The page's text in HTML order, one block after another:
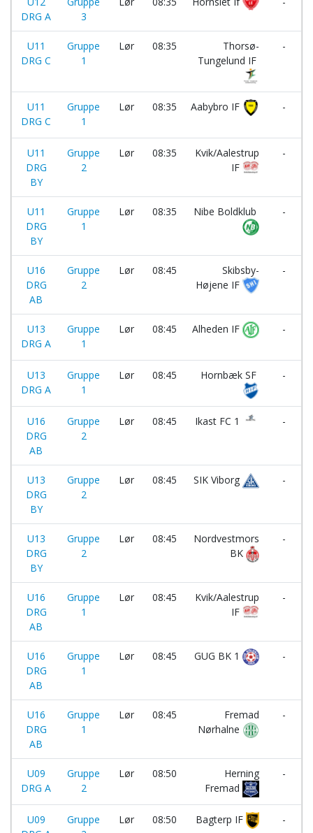
DRG A
3
U11
DRG C
Gruppe
1
Lør 08:35
Thorsø-
Tungelund IF
-
U11
DRG C
Gruppe
1
Lør 08:35 Aabybro IF
-
U11
DRG
BY
Gruppe
2
Lør 08:35
Kvik/Aalestrup
IF
-
U11
DRG
BY
Gruppe
1
Lør 08:35 Nibe Boldklub -
U16
DRG
AB
Gruppe
2
Lør 08:45
Skibsby-
Højene IF
-
U13
DRG A
Gruppe
1
Lør 08:45 Alheden IF
-
U13
DRG A
Gruppe
1
Lør 08:45 Hornbæk SF
-
U16
DRG
AB
Gruppe
2
Lør 08:45 Ikast FC 1
-
U13
DRG
BY
Gruppe
2
Lør 08:45 SIK Viborg -
U13
DRG
BY
Gruppe
2
Lør 08:45
Nordvestmors
BK
-
U16
DRG
AB
Gruppe
1
Lør 08:45
Kvik/Aalestrup
IF
-
U16
DRG
AB
Gruppe
1
Lør 08:45 GUG BK 1
-
U16
DRG
AB
Gruppe
1
Lør 08:45
Fremad
Nørhalne
-
U09
DRG A
Gruppe
2
Lør 08:50
Herning
Fremad
-
U09
Gruppe
Lør 08:50 Bagterp IF
-